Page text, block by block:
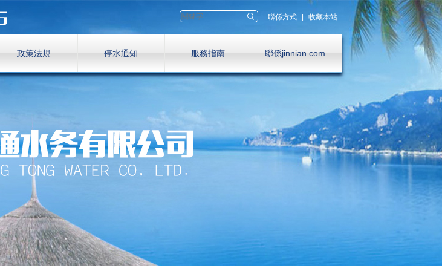
聯係方式 收藏本站
政策法規 停水通知 服務指南 聯係jinnian.com